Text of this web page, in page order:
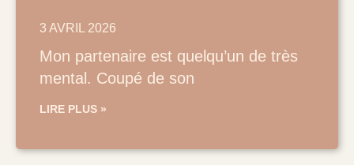
3 AVRIL 2026
Mon partenaire est quelqu’un de très
mental. Coupé de son
LIRE PLUS »